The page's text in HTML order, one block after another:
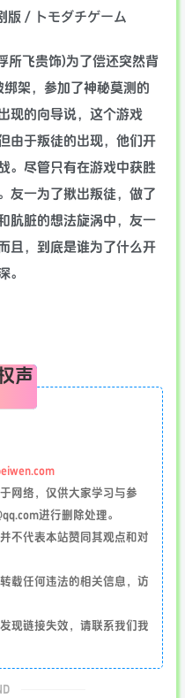
/ トモダチゲーム
飞贵饰)为了偿还突然背
架，参加了神秘莫测的
现的向导说，这个游戏
由于叛徒的出现，他们开
。尽管只有在游戏中获胜
友一为了揪出叛徒，做了
肮脏的想法旋涡中，友一
，到底是谁为了什么开
声
网络，仅供大家学习与参
进行删除处理。
不代表本站赞同其观点和对
载任何违法的相关信息，访
现链接失效，请联系我们我